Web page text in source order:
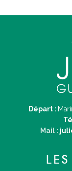
Départ :
Mail :